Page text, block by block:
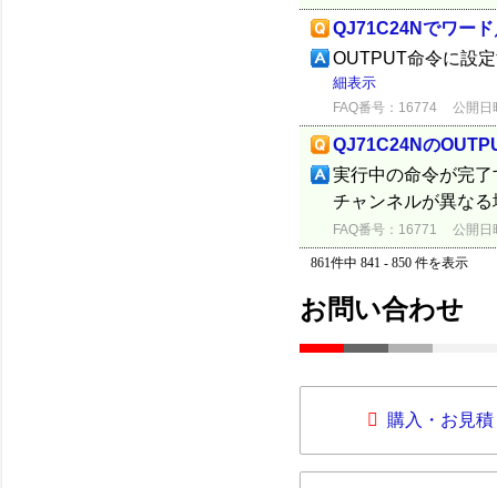
QJ71C24Nでワー
OUTPUT命令に設
細表示
FAQ番号：16774 公開日
QJ71C24Nの
実行中の命令が完
チャンネルが異な
FAQ番号：16771 公開日
861件中 841 - 850 件を表示
お問い合わせ
購入・お見